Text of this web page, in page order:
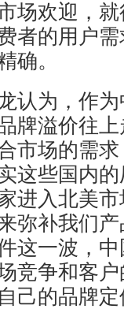
场欢迎，
者的用户
确。
为，作为
牌溢价往
市场的需
这些国内
进入北美
弥补我们
这一波，
竞争和客
己的品牌